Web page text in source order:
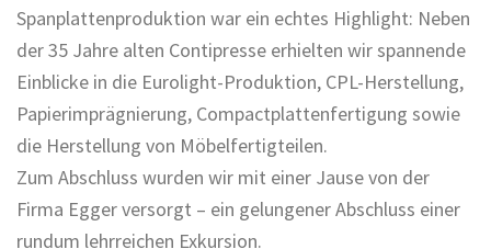
Spanplattenproduktion war ein echtes Highlight: Neben
der 35 Jahre alten Contipresse erhielten wir spannende
Einblicke in die Eurolight-Produktion, CPL-Herstellung,
Papierimprägnierung, Compactplattenfertigung sowie
die Herstellung von Möbelfertigteilen.
Zum Abschluss wurden wir mit einer Jause von der
Firma Egger versorgt – ein gelungener Abschluss einer
rundum lehrreichen Exkursion.